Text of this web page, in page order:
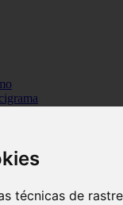
técnicas de